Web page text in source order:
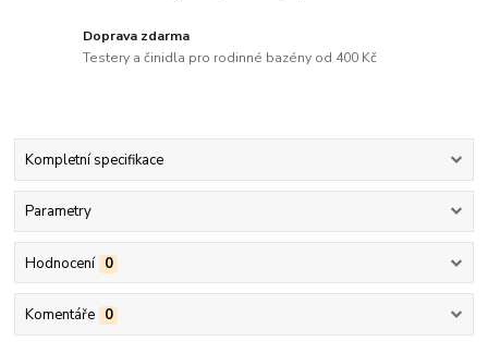
Doprava zdarma
Testery a činidla pro rodinné bazény od 400 Kč
Kompletní specifikace
Parametry
Hodnocení 0
Komentáře 0